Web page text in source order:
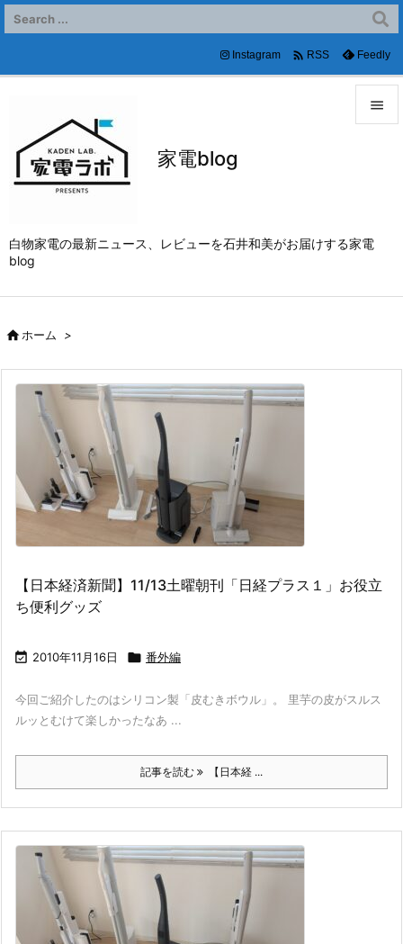
家電blog
白物家電の最新ニュース、レビューを石井和美がお届けする家電
blog


前へ
次へ
Instagram  RSS Feedly
ホーム >
【日本経済新聞】11/13土曜朝刊「日経プラス１」お役立
ち便利グッズ
 2010年11月16日  番外編
今回ご紹介したのはシリコン製「皮むきボウル」。 里芋の皮がスルス
ルッとむけて楽しかったなあ ...
記事を読む 【日本経 ...